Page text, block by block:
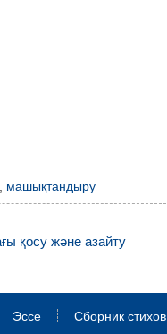
, машықтандыру
қосу және азайту
Эссе Сборник стихов